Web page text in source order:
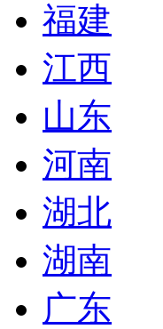
福建
江西
山东
河南
湖北
湖南
广东